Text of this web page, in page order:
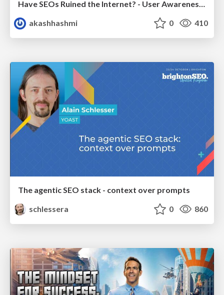
akashhashmi
0 410
The agentic SEO stack - context over prompts
schlessera
0 860